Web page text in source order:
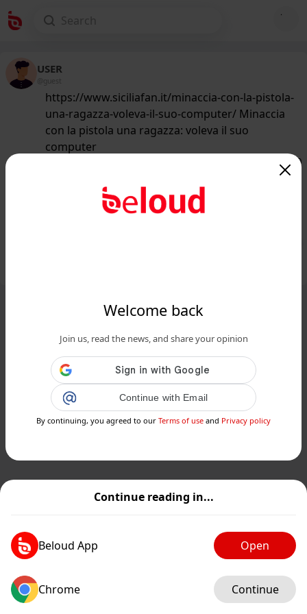
Continue reading in...
Beloud App Open
Chrome Continue
Welcome back
Join us, read the news, and share your opinion
Continue with Email
By continuing, you agreed to our Terms of use and Privacy policy
USER
@guest
https://www.siciliafan.it/minaccia-con-la-pistola-
una-ragazza-voleva-il-suo-computer/ Minaccia
con la pistola una ragazza: voleva il suo
computer
/50
Minaccia con la pistola una ragazza
per motivi banalissimi: arrestato...